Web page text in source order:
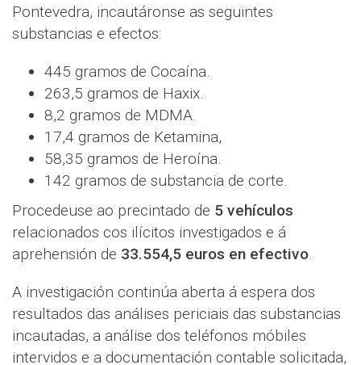
Pontevedra, incautáronse as seguintes
substancias e efectos:
445 gramos de Cocaína.
263,5 gramos de Haxix.
8,2 gramos de MDMA.
17,4 gramos de Ketamina,
58,35 gramos de Heroína.
142 gramos de substancia de corte.
Procedeuse ao precintado de 5 vehículos
relacionados cos ilícitos investigados e á
aprehensión de 33.554,5 euros en efectivo.
A investigación continúa aberta á espera dos
resultados das análises periciais das substancias
incautadas, a análise dos teléfonos móbiles
intervidos e a documentación contable solicitada,